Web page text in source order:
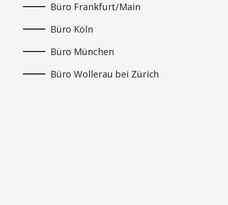
Büro Frankfurt/Main
Büro Köln
Büro München
Büro Wollerau bei Zürich